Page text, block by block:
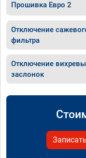
Прошивка Евро 2
Отключение
фильтра
Отключение
заслонок